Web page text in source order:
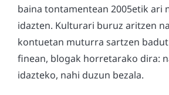
baina tontamentean 2005etik ari
idazten. Kulturari buruz aritzen
kontuetan muturra sartzen badut
finean, blogak horretarako dira:
idazteko, nahi duzun bezala.